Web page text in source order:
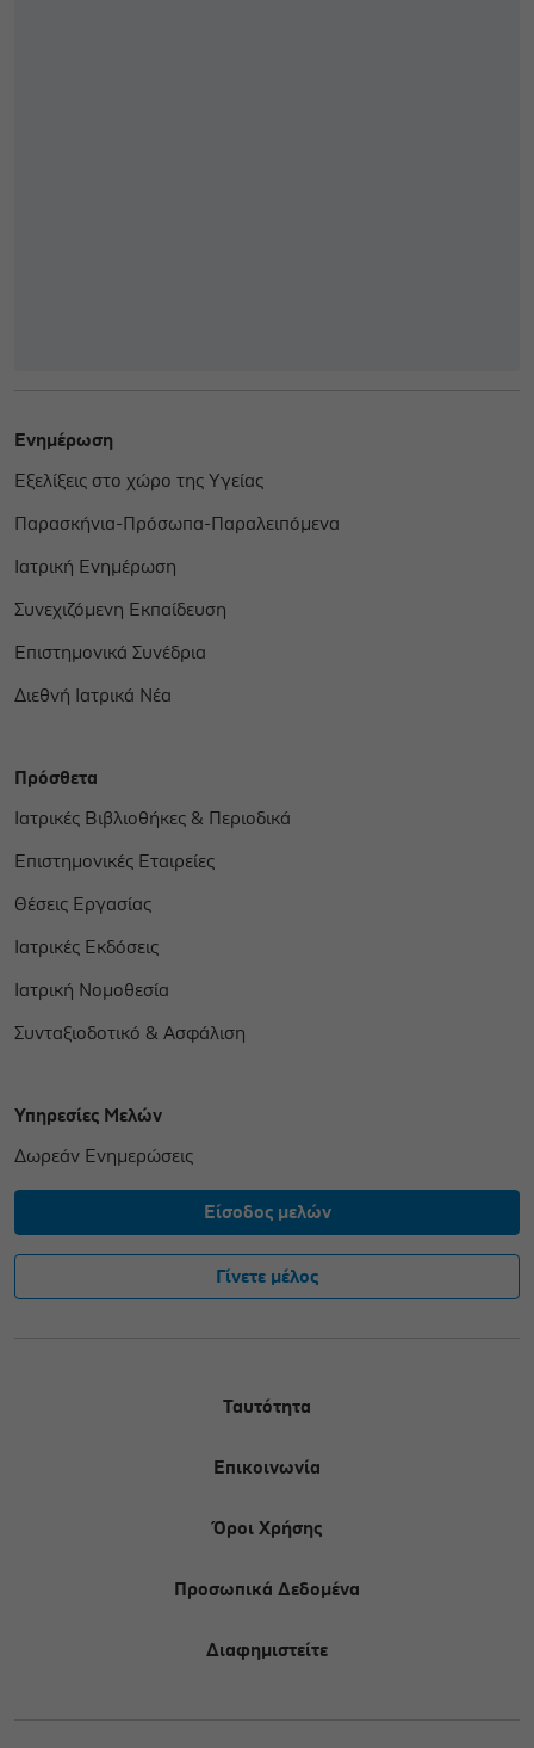
Ενημέρωση
Εξελίξεις στο χώρο της Υγείας
Παρασκήνια-Πρόσωπα-Παραλειπόμενα
Ιατρική Ενημέρωση
Συνεχιζόμενη Εκπαίδευση
Επιστημονικά Συνέδρια
Διεθνή Ιατρικά Νέα
Πρόσθετα
Ιατρικές Βιβλιοθήκες & Περιοδικά
Επιστημονικές Εταιρείες
Θέσεις Εργασίας
Ιατρικές Εκδόσεις
Ιατρική Νομοθεσία
Συνταξιοδοτικό & Ασφάλιση
Υπηρεσίες Μελών
Δωρεάν Ενημερώσεις
Είσοδος μελών
Γίνετε μέλος
Ταυτότητα
Επικοινωνία
Όροι Χρήσης
Προσωπικά Δεδομένα
Διαφημιστείτε